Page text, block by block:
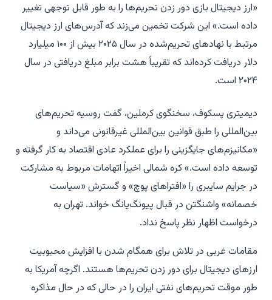
«ارز دیجیتال بازی دور زدن تحریم‌ها را به طور قابل توجهی تغییر
داده است.» این شرکت تخمین می‌زند که آدرس‌های ارز دیجیتال
مرتبط با نهادهای تحریم‌شده در سال ۲۰۲۵ بیش از ۱۰۰ میلیارد
دلار دریافت کرده‌اند که تقریباً هشت برابر مبلغ دریافتی در سال
۲۰۲۴ است.
دیمیتری پسکوف، سخنگوی کرملین، گفت روسیه تحریم‌های
بین‌المللی را طبق قوانین بین‌المللی غیرقانونی می‌داند و
«مکانیزم‌های جایگزینی را برای عملکرد عادی اقتصاد به کار گرفته و
توسعه داده است.» کره شمالی اخیراً اتهامات مربوط به مشارکت
در جرایم سایبری را «افتراهای پوچ» و گسترش «سیاست
خصمانه» واشنگتن در قبال پیونگ‌یانگ خواند. تهران به
درخواست اظهار نظر پاسخ نداد.
مقامات غربی در تلاش برای همگام شدن با افزایش محبوبیت
ارزهای دیجیتال برای دور زدن تحریم‌ها هستند. اگرچه آمریکا به
طور موقت تحریم‌های نفتی ایران را در حالی که در حال مذاکره